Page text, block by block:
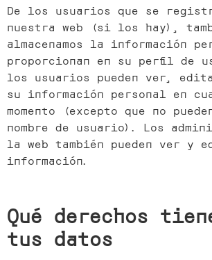
De los usuarios que se
nuestra web (si los hay),
almacenamos la información
proporcionan en su perfil de
los usuarios pueden ver,
su información personal en
momento (excepto que no
nombre de usuario). Los
la web también pueden ver y
información.
Qué derechos
tus datos